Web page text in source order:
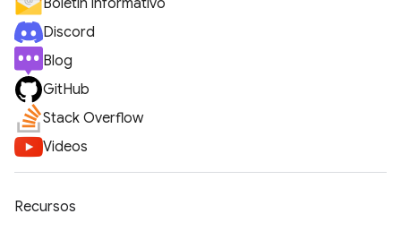
Boletín informativo
Discord
Blog
GitHub
Stack Overflow
Videos
Recursos